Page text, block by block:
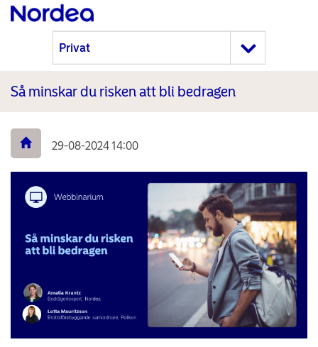
Så minskar du risken att bli bedragen
29-08-2024 14:00